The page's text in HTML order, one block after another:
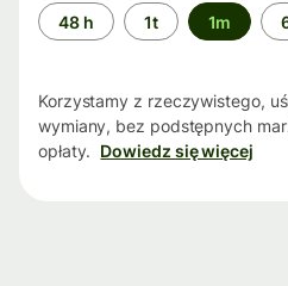
Przedział
czasu
48 h 1t 1m
Korzystamy z rzeczywistego,
wymiany, bez podstępnych
opłaty. Dowiedz się więcej